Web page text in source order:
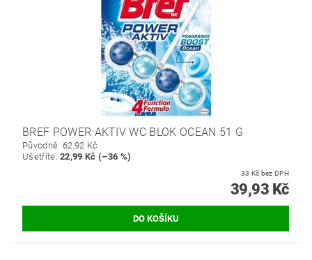
BREF POWER AKTIV WC BLOK OCEAN 51 G
Původně: 62,92 Kč
Ušetříte:22,99 Kč (–36 %)
33 Kč bez DPH
39,93 Kč